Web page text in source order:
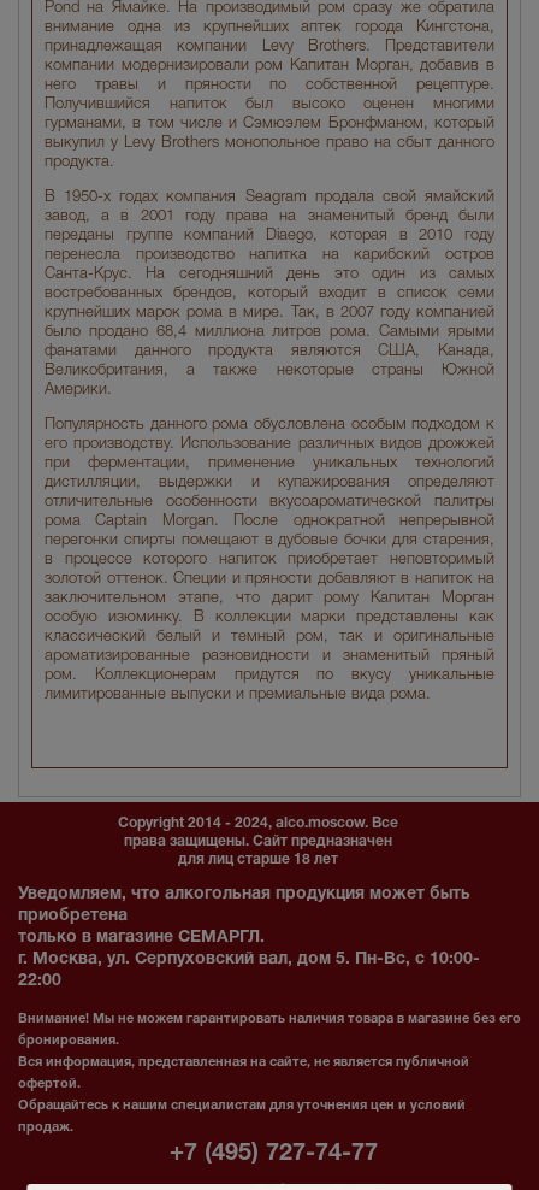
Pond на Ямайке. На производимый ром сразу же обратила
внимание одна из крупнейших аптек города Кингстона,
принадлежащая компании Levy Brothers. Представители
компании модернизировали ром Капитан Морган, добавив в
него травы и пряности по собственной рецептуре.
Получившийся напиток был высоко оценен многими
гурманами, в том числе и Сэмюэлем Бронфманом, который
выкупил у Levy Brothers монопольное право на сбыт данного
продукта.
В 1950-х годах компания Seagram продала свой ямайский
завод, а в 2001 году права на знаменитый бренд были
переданы группе компаний Diaego, которая в 2010 году
перенесла производство напитка на карибский остров
Санта-Крус. На сегодняшний день это один из самых
востребованных брендов, который входит в список семи
крупнейших марок рома в мире. Так, в 2007 году компанией
было продано 68,4 миллиона литров рома. Самыми ярыми
фанатами данного продукта являются США, Канада,
Великобритания, а также некоторые страны Южной
Америки.
Популярность данного рома обусловлена особым подходом к
его производству. Использование различных видов дрожжей
при ферментации, применение уникальных технологий
дистилляции, выдержки и купажирования определяют
отличительные особенности вкусоароматической палитры
рома Captain Morgan. После однократной непрерывной
перегонки спирты помещают в дубовые бочки для старения,
в процессе которого напиток приобретает неповторимый
золотой оттенок. Специи и пряности добавляют в напиток на
заключительном этапе, что дарит рому Капитан Морган
особую изюминку. В коллекции марки представлены как
классический белый и темный ром, так и оригинальные
ароматизированные разновидности и знаменитый пряный
ром. Коллекционерам придутся по вкусу уникальные
лимитированные выпуски и премиальные вида рома.
Copyright 2014 - 2024, alco.moscow. Все
права защищены. Сайт предназначен
для лиц старше 18 лет
Уведомляем, что алкогольная продукция может быть
приобретена
только в магазине СЕМАРГЛ.
г. Москва, ул. Серпуховский вал, дом 5. Пн-Вс, с 10:00-
22:00
Внимание! Мы не можем гарантировать наличия товара в магазине без его
бронирования.
Вся информация, представленная на сайте, не является публичной
офертой.
Обращайтесь к нашим специалистам для уточнения цен и условий
продаж.
+7 (495) 727-74-77